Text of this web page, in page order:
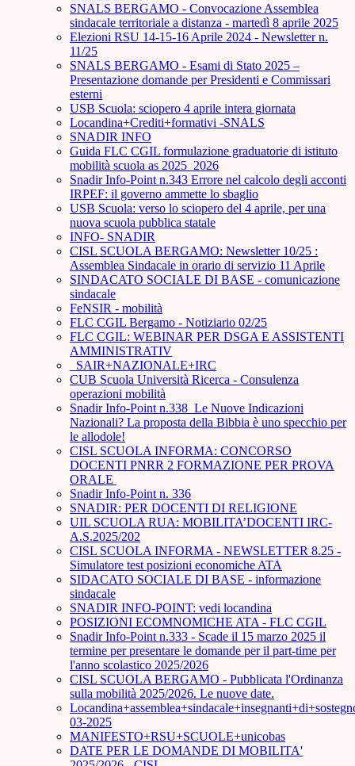
SNALS BERGAMO - Convocazione Assemblea
sindacale territoriale a distanza - martedì 8 aprile 2025
Elezioni RSU 14-15-16 Aprile 2024 - Newsletter n.
11/25
SNALS BERGAMO - Esami di Stato 2025 –
Presentazione domande per Presidenti e Commissari
esterni
USB Scuola: sciopero 4 aprile intera giornata
Locandina+Crediti+formativi -SNALS
SNADIR INFO
Guida FLC CGIL formulazione graduatorie di istituto
mobilità scuola as 2025_2026
Snadir Info-Point n.343 Errore nel calcolo degli acconti
IRPEF: il governo ammette lo sbaglio
USB Scuola: verso lo sciopero del 4 aprile, per una
nuova scuola pubblica statale
INFO- SNADIR
CISL SCUOLA BERGAMO: Newsletter 10/25 :
Assemblea Sindacale in orario di servizio 11 Aprile
SINDACATO SOCIALE DI BASE - comunicazione
sindacale
FeNSIR - mobilità
FLC CGIL Bergamo - Notiziario 02/25
FLC CGIL: WEBINAR PER DSGA E ASSISTENTI
AMMINISTRATIV
_SAIR+NAZIONALE+IRC
CUB Scuola Università Ricerca - Consulenza
operazioni mobilità
Snadir Info-Point n.338 Le Nuove Indicazioni
Nazionali? La proposta della Bibbia è uno specchio per
le allodole!
CISL SCUOLA INFORMA: CONCORSO
DOCENTI PNRR 2 FORMAZIONE PER PROVA
ORALE ­
Snadir Info-Point n. 336
SNADIR: PER DOCENTI DI RELIGIONE
UIL SCUOLA RUA: MOBILITA’DOCENTI IRC-
A.S.2025/202
CISL SCUOLA INFORMA - NEWSLETTER 8.25 -
Simulatore test posizioni economiche ATA
SIDACATO SOCIALE DI BASE - informazione
sindacale
SNADIR INFO-POINT: vedi locandina
POSIZIONI ECOMNOMICHE ATA - FLC CGIL
Snadir Info-Point n.333 - Scade il 15 marzo 2025 il
termine per presentare le domande per il part-time per
l'anno scolastico 2025/2026
CISL SCUOLA BERGAMO - Pubblicata l'Ordinanza
sulla mobilità 2025/2026. Le nuove date.
03-2025
MANIFESTO+RSU+SCUOLE+unicobas
DATE PER LE DOMANDE DI MOBILITA'